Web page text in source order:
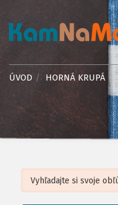
ÚVOD HORNÁ KRUPÁ
Leaflet| ©OpenStreetMap,